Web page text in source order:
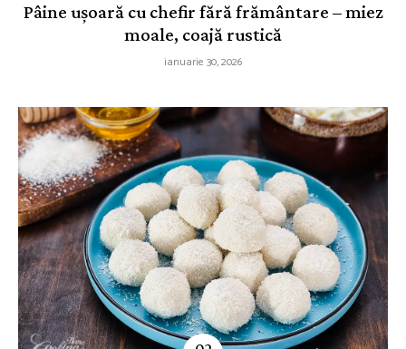
Pâine ușoară cu chefir fără frământare – miez
moale, coajă rustică
ianuarie 30, 2026